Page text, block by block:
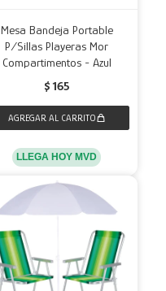
Mesa Bandeja Portable
P/Sillas Playeras Mor
Compartimentos - Azul
$ 165
LLEGA HOY MVD